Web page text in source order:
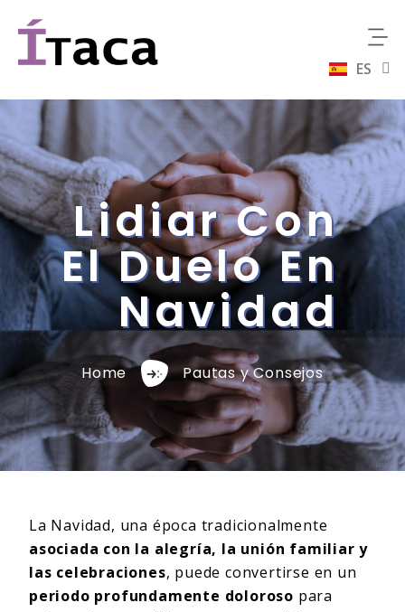
ES
EN
Lidiar Con
El Duelo En
Navidad
Home Pautas y Consejos
La Navidad, una época tradicionalmente
asociada con la alegría, la unión familiar y
las celebraciones, puede convertirse en un
periodo profundamente doloroso para